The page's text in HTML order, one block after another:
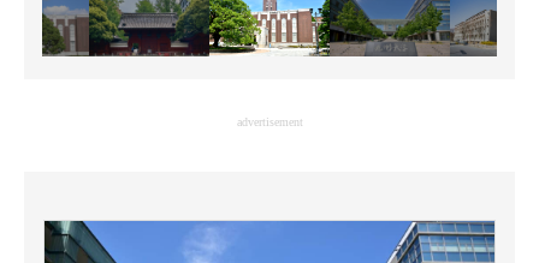
advertisement